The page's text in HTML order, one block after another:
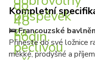
Kompletní
🛌 Francouzské
Přineste do své ložnice
měkké, prodyšné a